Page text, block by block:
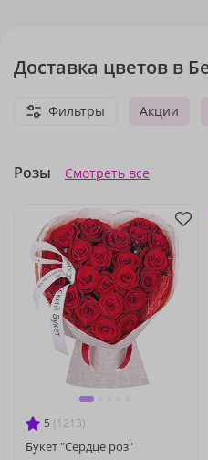
Доставка цветов в
Акции
Фильтры
Розы Смотреть все
5 (1213)
Букет "Сердце роз"